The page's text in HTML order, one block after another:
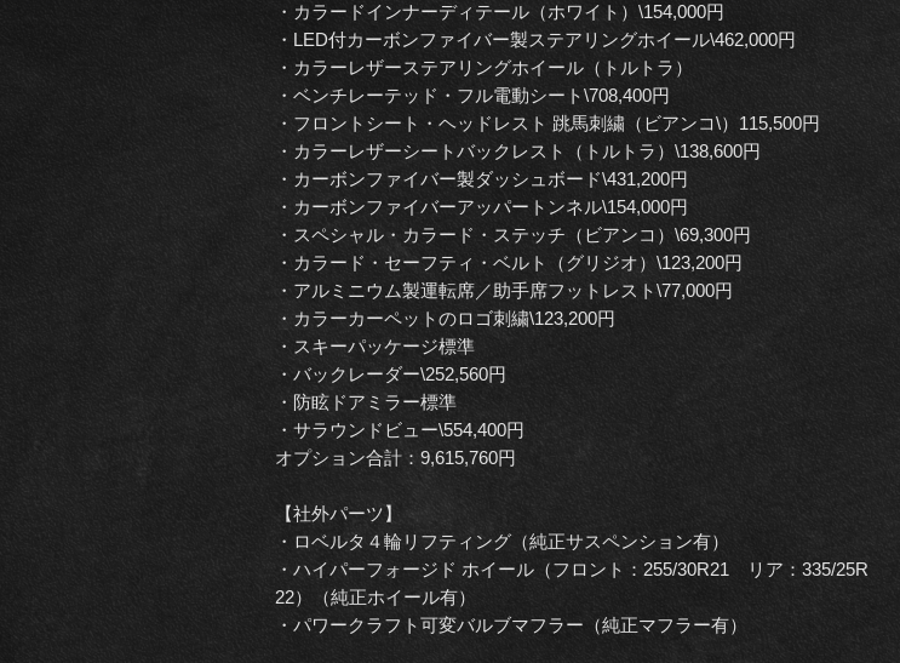
・カラードインナーディテール（ホワイト）\154,000円
・LED付カーボンファイバー製ステアリングホイール\462,000円
・カラーレザーステアリングホイール（トルトラ）
・ベンチレーテッド・フル電動シート\708,400円
・フロントシート・ヘッドレスト 跳馬刺繍（ビアンコ\）115,500円
・カラーレザーシートバックレスト（トルトラ）\138,600円
・カーボンファイバー製ダッシュボード\431,200円
・カーボンファイバーアッパートンネル\154,000円
・スペシャル・カラード・ステッチ（ビアンコ）\69,300円
・カラード・セーフティ・ベルト（グリジオ）\123,200円
・アルミニウム製運転席／助手席フットレスト\77,000円
・カラーカーペットのロゴ刺繍\123,200円
・スキーパッケージ標準
・バックレーダー\252,560円
・防眩ドアミラー標準
・サラウンドビュー\554,400円
オプション合計：9,615,760円
【社外パーツ】
・ロベルタ４輪リフティング（純正サスペンション有）
・ハイパーフォージド ホイール（フロント：255/30R21 リア：335/25R
22）（純正ホイール有）
・パワークラフト可変バルブマフラー（純正マフラー有）